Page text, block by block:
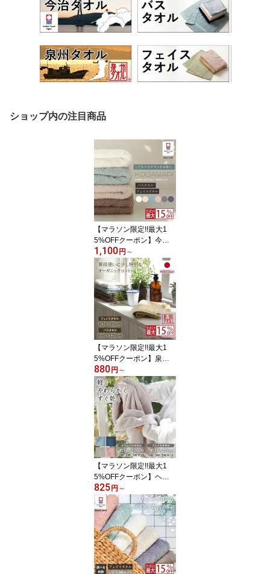
ショップ内の注目商品
【マラソン限定!!最大1
5%OFFクーポン】今治
タオル バスタオル フェ
イスタオル ふわふわ 日
本製 まとめ買い 今治 タ
オル 厚手 綿100% コッ
トン ホテル 新生児 ベビ
ー 子供 吸水 高級 民泊 洗
面所 ホテル仕様 ホテル
スタイル 自宅用 家庭用
無地 おしゃれ 2枚 3枚
1,100 円 ～
【マラソン限定!!最大1
5%OFFクーポン】泉州
タオル バスタオル フェ
イスタオル オーガニック
コットン タオル オーガ
ニックタオル 日本製 綿1
00% 赤ちゃん ベビー 安
心 吸水 無地 速乾 清潔 ま
とめ買い オーガニック
コットン 綿 中厚 おしゃ
れ ホワイト ベージュ
880 円 ～
【マラソン限定!!最大1
5%OFFクーポン】ヘア
ドライタオル マイクロフ
ァイバータオル フェイス
タオル ミニバスタオル
スリム バスタオル セー
ル 吸水 速乾 超ソフト 柔
らかい ヘアドライ 髪用
タオル ドライタオル 時
短 ドライヤーいらず よ
825 円 ～